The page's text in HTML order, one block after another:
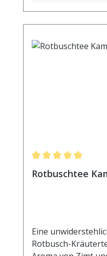
kochendem
Durchschnittliche
Rotbuschtee
Eine
Rotbusch-